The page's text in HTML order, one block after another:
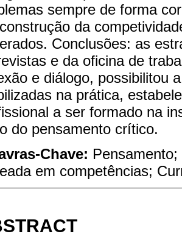
sempre de forma
da
Conclusões: as
e da oficina de
e diálogo, possibilitou
na prática,
a ser formado na
do pensamento crítico.
Chave:
em competências;